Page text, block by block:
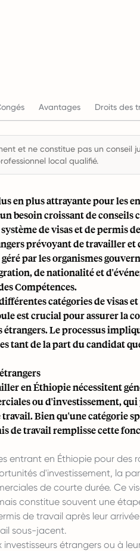
Avantages Droits des
et ne constitue pas un conseil
local qualifié.
en plus attrayante pour les
besoin croissant de conseils
de visas et de permis
prévoyant de travailler et
par les organismes
de nationalité et
Compétences.
catégories de visas
est crucial pour assurer la
Le processus
tant de la part du candidat
en Éthiopie nécessitent
ou d'investissement, qui
Bien qu'une catégorie
de travail remplisse cette
entrant en Éthiopie pour des
d'investissement, la
de courte durée. Ce
constitue souvent une
de travail après leur
sous-jacent.
étrangers ou à